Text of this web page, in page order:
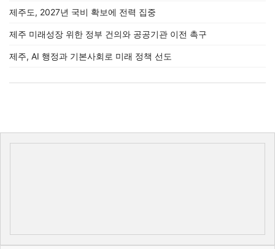
제주도, 2027년 국비 확보에 전력 집중
제주 미래성장 위한 정부 건의와 공공기관 이전 촉구
제주, AI 행정과 기본사회로 미래 정책 선도